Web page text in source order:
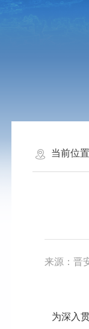
当前位置
来源：晋
为深入贯